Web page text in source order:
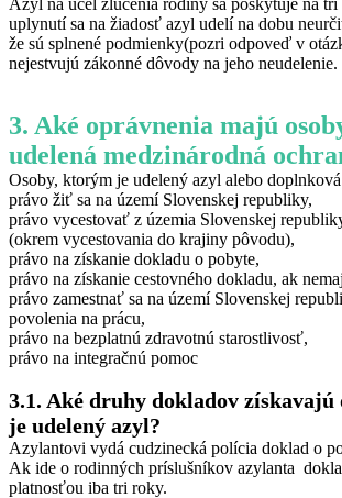
uplynutí sa na žiadosť azyl udelí na dobu
že sú splnené podmienky(pozri odpoveď v
nejestvujú zákonné dôvody na jeho neudelenie.
3. Aké oprávnenia majú
udelená medzinárodná
Osoby, ktorým je udelený azyl alebo
právo žiť sa na území Slovenskej republiky,
právo vycestovať z územia Slovenskej
(okrem vycestovania do krajiny pôvodu),
právo na získanie dokladu o pobyte,
právo na získanie cestovného dokladu, ak
právo zamestnať sa na území Slovenskej
povolenia na prácu,
právo na bezplatnú zdravotnú starostlivosť,
právo na integračnú pomoc
3.1. Aké druhy dokladov získavajú
je udelený azyl?
Azylantovi vydá cudzinecká polícia doklad o
Ak ide o rodinných príslušníkov azylanta
platnosťou iba tri roky.